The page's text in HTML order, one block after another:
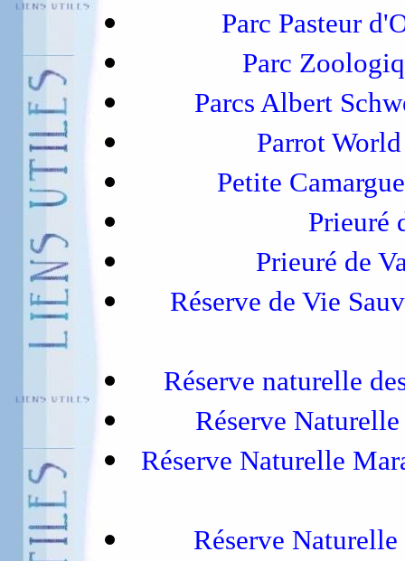
Parc Pasteur
Parc
Parcs Albert
Parrot
Petite
Prieuré
Prieuré de
Réserve de Vie
Réserve naturelle
Réserve
Réserve Naturelle
Réserve